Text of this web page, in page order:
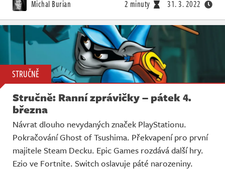
Michal Burian 2 minuty 31. 3. 2022
STRUČNĚ
Stručně: Ranní zprávičky – pátek 4.
března
Návrat dlouho nevydaných značek PlayStationu.
Pokračování Ghost of Tsushima. Překvapení pro první
majitele Steam Decku. Epic Games rozdává další hry.
Ezio ve Fortnite. Switch oslavuje páté narozeniny.